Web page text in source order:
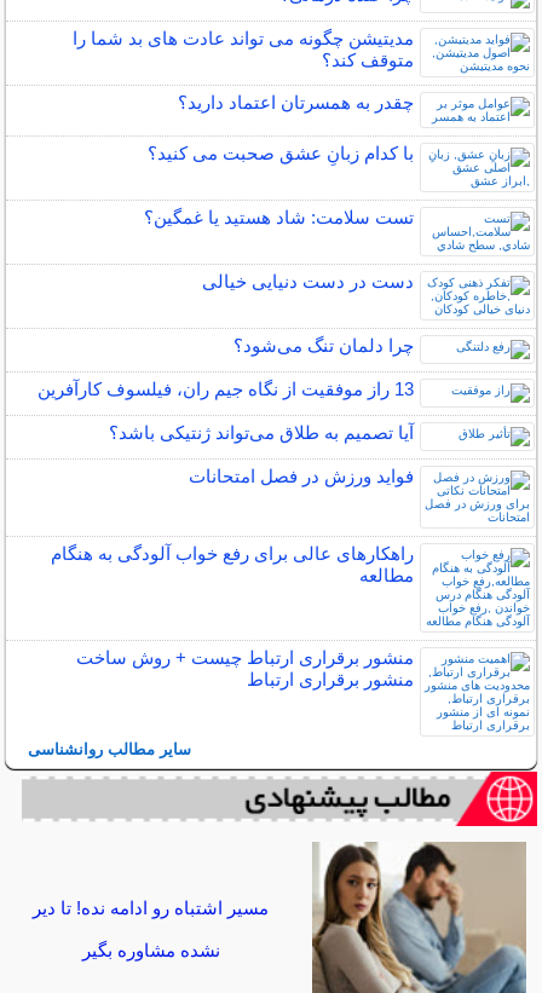
مدیتیشن چگونه می تواند عادت های بد شما را
متوقف کند؟
چقدر به همسرتان اعتماد دارید؟
با کدام زبانِ عشق صحبت می کنید؟
تست سلامت: شاد هستيد يا غمگين؟
دست در دست دنیایی خیالی
چرا دلمان تنگ می‌شود؟
13 راز موفقیت از نگاه جیم ران، فیلسوف کارآفرین
آیا تصمیم به طلاق می‌تواند ژنتیکی باشد؟
فواید ورزش در فصل امتحانات
راهکارهای عالی برای رفع خواب آلودگی به هنگام
مطالعه
منشور برقراری ارتباط چیست + روش ساخت
منشور برقراری ارتباط
سایر مطالب روانشناسی
مسیر اشتباه رو ادامه نده! تا دیر
نشده مشاوره بگیر